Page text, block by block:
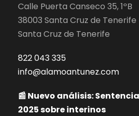
Calle Puerta Canseco 35, 1ºB
38003 Santa Cruz de Tenerife
Santa Cruz de Tenerife
822 043 335
info@alamoantunez.com
📰 Nuevo análisis:
2025 sobre interinos